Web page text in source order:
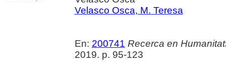
Velasco Osca, M. Teresa
En: 200741 Recerca en
2019. p. 95-123